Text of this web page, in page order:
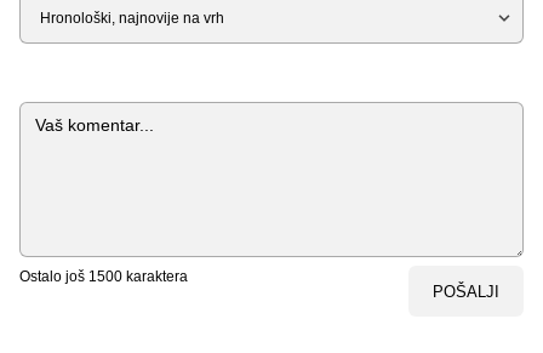
Sortiraj
Komentar
Ostalo još 1500 karaktera
POŠALJI